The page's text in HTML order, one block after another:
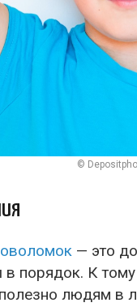
©
— это
в порядок. К
полезно людям в